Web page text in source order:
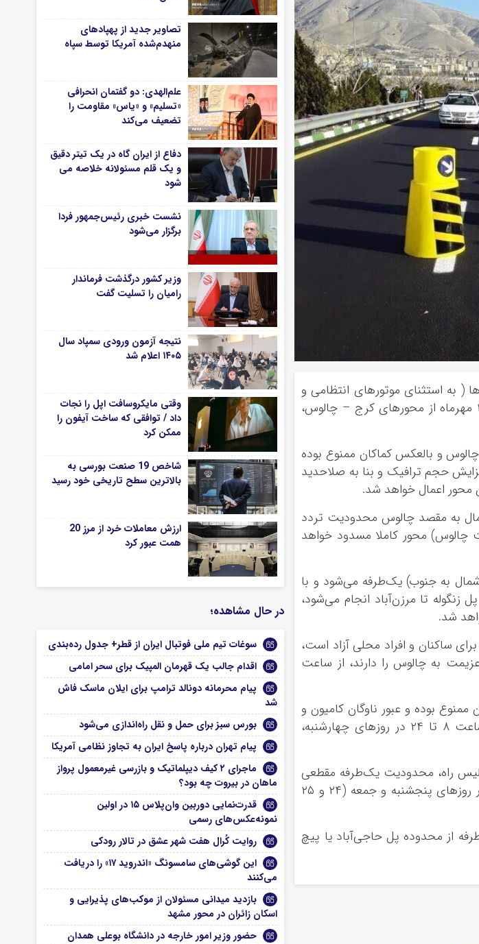
( به استثنای موتورهای انتظامی و
امدادی) از ساعت ۱۲ روز چهارشنبه ۲۳ مهر تا ساعت ۷ صبح روز شنبه ۲۶ مهرماه از محورهای کرج – چالوس،
و بالعکس کماکان ممنوع بوده
(۲۳، ۲۴ و ۲۶ مهرماه) در صورت افزایش حجم ترافیک و بنا به صلاحدید
اعمال خواهد شد.
آزادراه تهران – شمال به مقصد چالوس محدودیت تردد
به سمت چالوس) محور کاملا مسدود خواهد
سمت تهران (شمال به جنوب) یک‌طرفه می‌شود و با
برگشت از پل زنگوله تا مرزن‌آباد انجام می‌شود،
شد.
ساکنان و افراد محلی آزاد است،
به چالوس را دارند، از ساعت
ممنوع بوده و عبور ناوگان کامیون‌ و
کامیونت‌ (به استثنای خودروهای حامل مواد سوختی و فاسدشدنی) از ساعت ۸ تا ۲۴ در روزهای چهارشنبه،
راه، محدودیت یک‌طرفه مقطعی
به‌صورت رفت و برگشت از محدوده پلور تا پلیس‌راه لاریجان و بالعکس در روزهای پنجشنبه و جمعه (۲۴ و ۲۵
ترافیکی یک‌طرفه از محدوده پل حاجی‌آباد یا پیچ
تصاویر جدید از پهپادهای
منهدم‌شده آمریکا توسط سپاه
علم‌الهدی: دو گفتمان انحرافی
«تسلیم» و «یاس» مقاومت را
تضعیف می‌کند
دفاع از ایران گاه در یک تیتر دقیق
و یک قلم مسئولانه خلاصه می
شود
نشست خبری رئیس‌جمهور فردا
برگزار می‌شود
وزیر کشور درگذشت فرماندار
رامیان را تسلیت گفت
نتیجه آزمون ورودی سمپاد سال
۱۴۰۵ اعلام شد
وقتی مایکروسافت اپل را نجات
داد / توافقی که ساخت آیفون را
ممکن کرد
شاخص 19 صنعت بورسی به
بالاترین سطح تاریخی خود رسید
ارزش معاملات خرد از مرز 20
همت عبور کرد
در حال مشاهده؛
سوغات تیم ملی فوتبال ایران از قطر+ جدول رده‌بندی
اقدام جالب یک قهرمان المپیک برای سحر امامی
پیام محرمانه دونالد ترامپ برای ایلان ماسک فاش
شد
بورس سبز برای حمل و نقل راه‌اندازی می‌شود
پیام تهران درباره پاسخ ایران به تجاوز نظامی آمریکا
ماجرای ۲ کیف دیپلماتیک و بازرسی غیرمعمول پرواز
ماهان در بیروت چه بود؟
قدرت‌نمایی دوربین وان‌پلاس ۱۵ در اولین
نمونه‌عکس‌های رسمی
روایت کُرال هفت شهر عشق در تالار رودکی
این گوشی‌های سامسونگ «اندروید ۱۷» را دریافت
می‌کنند
بازدید میدانی مسئولان از موکب‌های پذیرایی و
اسکان زائران در محور مشهد
حضور وزیر امور خارجه در دانشگاه بوعلی همدان